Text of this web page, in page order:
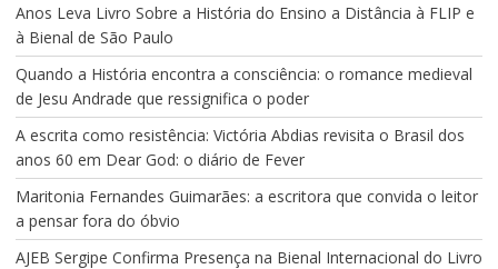
Anos Leva Livro Sobre a História do Ensino a Distância à FLIP e
à Bienal de São Paulo
Quando a História encontra a consciência: o romance medieval
de Jesu Andrade que ressignifica o poder
A escrita como resistência: Victória Abdias revisita o Brasil dos
anos 60 em Dear God: o diário de Fever
Maritonia Fernandes Guimarães: a escritora que convida o leitor
a pensar fora do óbvio
AJEB Sergipe Confirma Presença na Bienal Internacional do Livro